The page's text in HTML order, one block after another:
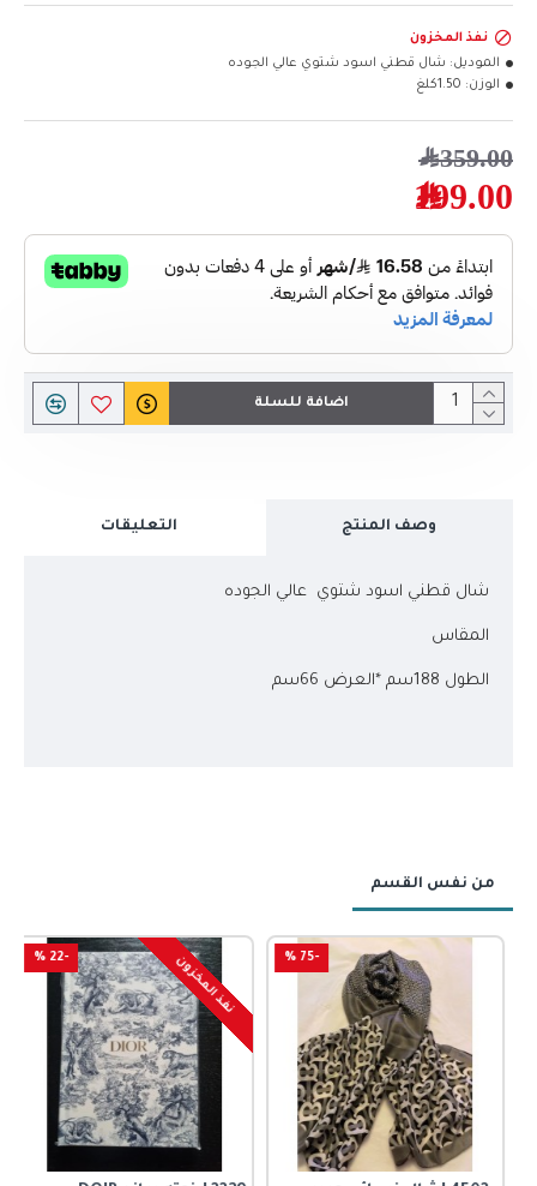
199.00﷼
359.00﷼
نفذ المخزون
الموديل: شال قطني اسود شتوي عالي الجوده
الوزن: 1.50كلغ
اضافة للسلة
وصف المنتج التعليقات
شال قطني اسود شتوي عالي الجوده
المقاس
الطول 188سم *العرض 66سم
من نفس القسم
نفذ المخزون